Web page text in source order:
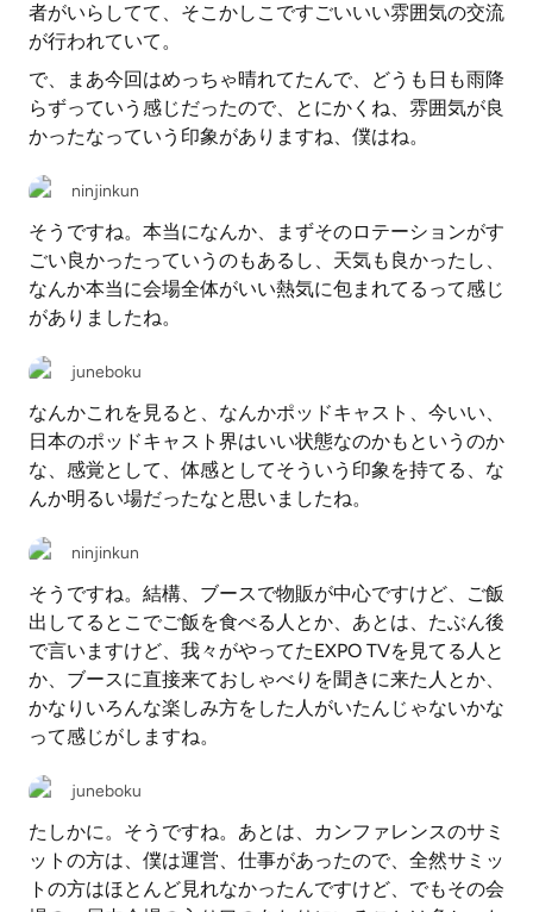
者がいらしてて、そこかしこですごいいい雰囲気の交流
が行われていて。
で、まあ今回はめっちゃ晴れてたんで、どうも日も雨降
らずっていう感じだったので、とにかくね、雰囲気が良
かったなっていう印象がありますね、僕はね。
ninjinkun
そうですね。本当になんか、まずそのロテーションがす
ごい良かったっていうのもあるし、天気も良かったし、
なんか本当に会場全体がいい熱気に包まれてるって感じ
がありましたね。
juneboku
なんかこれを見ると、なんかポッドキャスト、今いい、
日本のポッドキャスト界はいい状態なのかもというのか
な、感覚として、体感としてそういう印象を持てる、な
んか明るい場だったなと思いましたね。
ninjinkun
そうですね。結構、ブースで物販が中心ですけど、ご飯
出してるとこでご飯を食べる人とか、あとは、たぶん後
で言いますけど、我々がやってたEXPO TVを見てる人と
か、ブースに直接来ておしゃべりを聞きに来た人とか、
かなりいろんな楽しみ方をした人がいたんじゃないかな
って感じがしますね。
juneboku
たしかに。そうですね。あとは、カンファレンスのサミ
ットの方は、僕は運営、仕事があったので、全然サミッ
トの方はほとんど見れなかったんですけど、でもその会